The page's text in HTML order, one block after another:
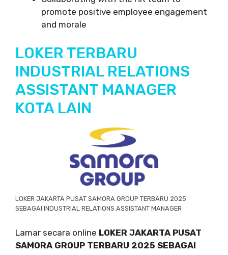
promote positive employee engagement
and morale
LOKER TERBARU
INDUSTRIAL RELATIONS
ASSISTANT MANAGER
KOTA LAIN
LOKER JAKARTA PUSAT SAMORA GROUP TERBARU 2025
SEBAGAI INDUSTRIAL RELATIONS ASSISTANT MANAGER
Lamar secara online LOKER JAKARTA PUSAT
SAMORA GROUP TERBARU 2025 SEBAGAI